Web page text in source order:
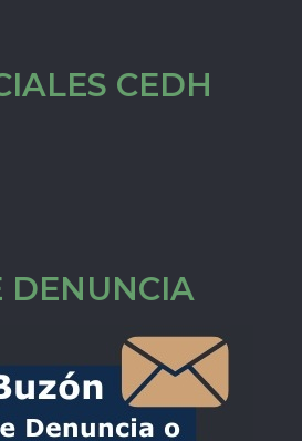
CEDH
DENUNCIA